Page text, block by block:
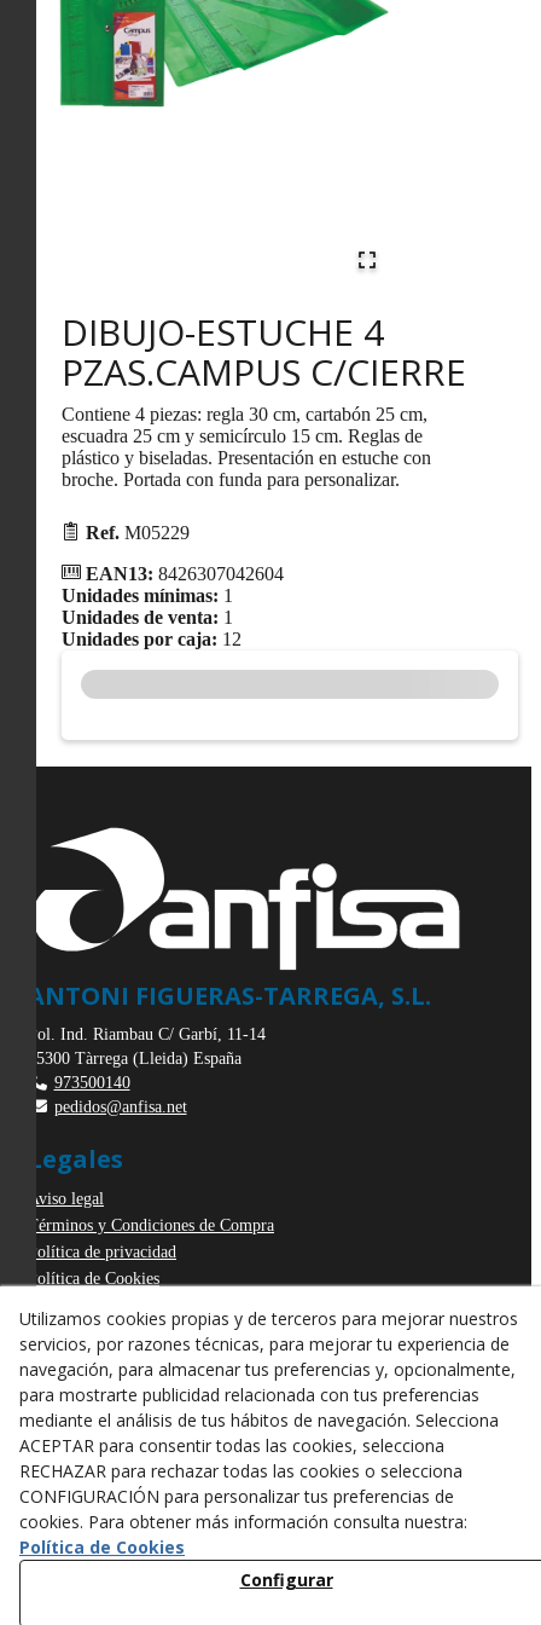
DIBUJO-ESTUCHE 4
PZAS.CAMPUS C/CIERRE
Contiene 4 piezas: regla 30 cm, cartabón 25 cm,
escuadra 25 cm y semicírculo 15 cm. Reglas de
plástico y biseladas. Presentación en estuche con
broche. Portada con funda para personalizar.
Ref. M05229
EAN13: 8426307042604
Unidades mínimas: 1
Unidades de venta: 1
Unidades por caja: 12
ANTONI FIGUERAS-TARREGA, S.L.
Pol. Ind. Riambau C/ Garbí, 11-14
25300 Tàrrega (Lleida) España
973500140
pedidos@anfisa.net
Legales
Aviso legal
Términos y Condiciones de Compra
Política de privacidad
Política de Cookies
Derecho de desistimiento
Utilizamos cookies propias y de terceros para mejorar nuestros
servicios, por razones técnicas, para mejorar tu experiencia de
navegación, para almacenar tus preferencias y, opcionalmente,
para mostrarte publicidad relacionada con tus preferencias
mediante el análisis de tus hábitos de navegación. Selecciona
ACEPTAR para consentir todas las cookies, selecciona
RECHAZAR para rechazar todas las cookies o selecciona
CONFIGURACIÓN para personalizar tus preferencias de
cookies. Para obtener más información consulta nuestra:
Política de Cookies
Configurar